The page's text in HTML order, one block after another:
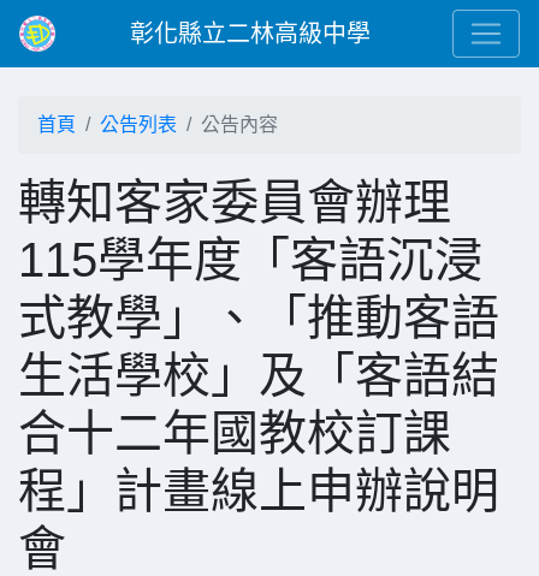
彰化縣立二林高級中學
首頁 公告列表 公告內容
轉知客家委員會辦理
115學年度「客語沉浸
式教學」、「推動客語
生活學校」及「客語結
合十二年國教校訂課
程」計畫線上申辦說明
會